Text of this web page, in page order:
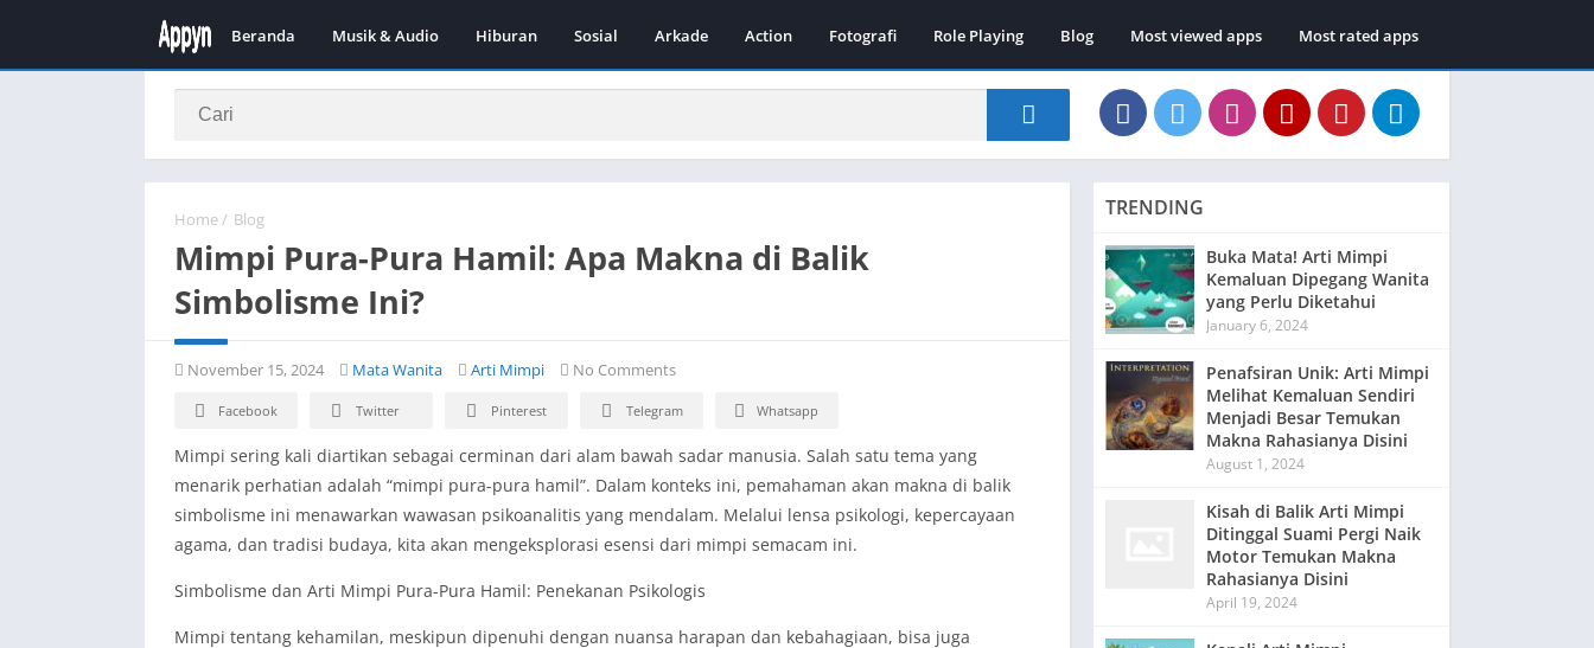
Beranda Musik & Audio Hiburan Sosial Arkade Action Fotografi Role Playing Blog Most viewed apps Most rated apps
Home / Blog
Mimpi Pura-Pura Hamil: Apa Makna di Balik
Simbolisme Ini?
November 15, 2024 Mata Wanita Arti Mimpi No Comments
Facebook Twitter Pinterest Telegram Whatsapp
Mimpi sering kali diartikan sebagai cerminan dari alam bawah sadar manusia. Salah satu tema yang
menarik perhatian adalah “mimpi pura-pura hamil”. Dalam konteks ini, pemahaman akan makna di balik
simbolisme ini menawarkan wawasan psikoanalitis yang mendalam. Melalui lensa psikologi, kepercayaan
agama, dan tradisi budaya, kita akan mengeksplorasi esensi dari mimpi semacam ini.
Simbolisme dan Arti Mimpi Pura-Pura Hamil: Penekanan Psikologis
Mimpi tentang kehamilan, meskipun dipenuhi dengan nuansa harapan dan kebahagiaan, bisa juga
TRENDING
Buka Mata! Arti Mimpi
Kemaluan Dipegang Wanita
yang Perlu Diketahui
January 6, 2024
Penafsiran Unik: Arti Mimpi
Melihat Kemaluan Sendiri
Menjadi Besar Temukan
Makna Rahasianya Disini
August 1, 2024
Kisah di Balik Arti Mimpi
Ditinggal Suami Pergi Naik
Motor Temukan Makna
Rahasianya Disini
April 19, 2024